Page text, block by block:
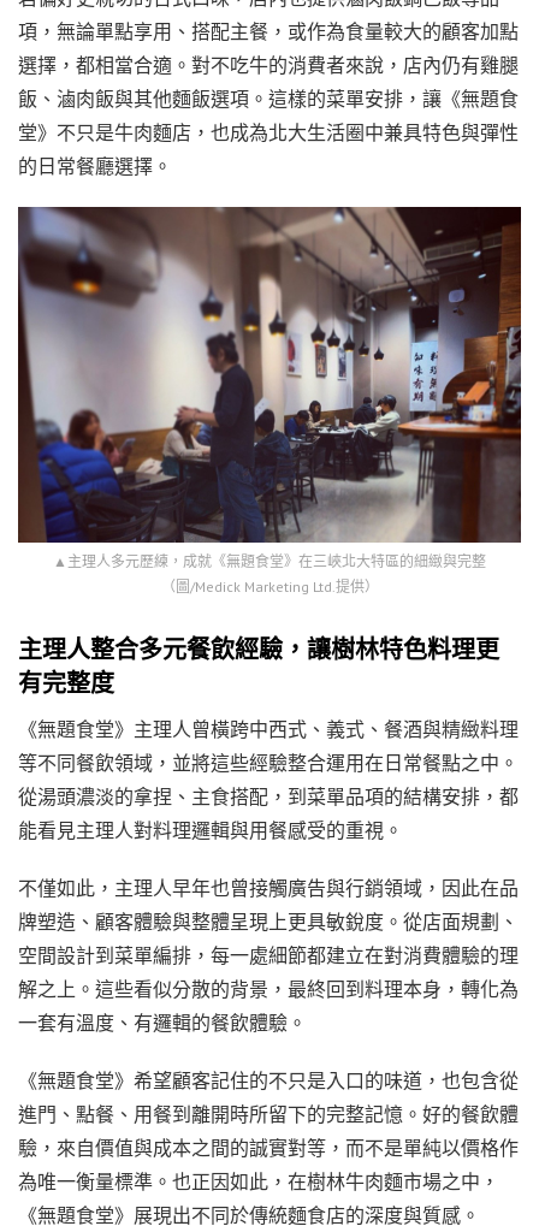
項，無論單點享用、搭配主餐，或作為食量較大的顧客加點
選擇，都相當合適。對不吃牛的消費者來說，店內仍有雞腿
飯、滷肉飯與其他麵飯選項。這樣的菜單安排，讓《無題食
堂》不只是牛肉麵店，也成為北大生活圈中兼具特色與彈性
的日常餐廳選擇。
▲主理人多元歷練，成就《無題食堂》在三峽北大特區的細緻與完整
（圖/Medick Marketing Ltd.提供）
主理人整合多元餐飲經驗，讓樹林特色料理更
有完整度
《無題食堂》主理人曾橫跨中西式、義式、餐酒與精緻料理
等不同餐飲領域，並將這些經驗整合運用在日常餐點之中。
從湯頭濃淡的拿捏、主食搭配，到菜單品項的結構安排，都
能看見主理人對料理邏輯與用餐感受的重視。
不僅如此，主理人早年也曾接觸廣告與行銷領域，因此在品
牌塑造、顧客體驗與整體呈現上更具敏銳度。從店面規劃、
空間設計到菜單編排，每一處細節都建立在對消費體驗的理
解之上。這些看似分散的背景，最終回到料理本身，轉化為
一套有溫度、有邏輯的餐飲體驗。
《無題食堂》希望顧客記住的不只是入口的味道，也包含從
進門、點餐、用餐到離開時所留下的完整記憶。好的餐飲體
驗，來自價值與成本之間的誠實對等，而不是單純以價格作
為唯一衡量標準。也正因如此，在樹林牛肉麵市場之中，
《無題食堂》展現出不同於傳統麵食店的深度與質感。